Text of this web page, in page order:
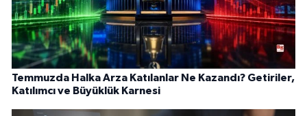
Temmuzda Halka Arza Katılanlar Ne Kazandı? Getiriler,
Katılımcı ve Büyüklük Karnesi